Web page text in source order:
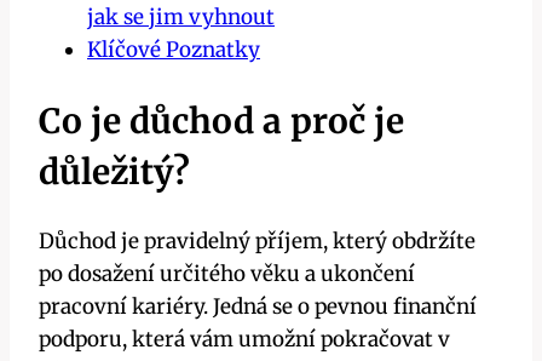
jak se jim vyhnout
Klíčové Poznatky
Co je důchod a proč je
důležitý?
Důchod je pravidelný příjem, který obdržíte
po dosažení určitého věku a ukončení
pracovní kariéry. Jedná se o pevnou finanční
podporu, která vám umožní pokračovat v